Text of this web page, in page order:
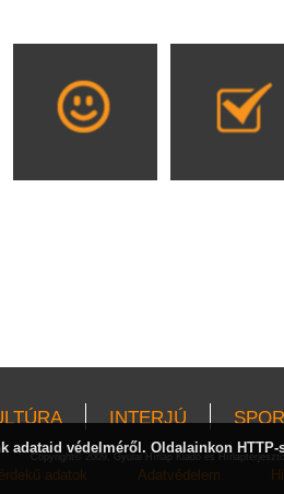
INTERJÚ
Copyright© 2009, Gyulai Hírlap Kiadó és
adatok Adatvédelem
adataid védelméről. Oldalainkon